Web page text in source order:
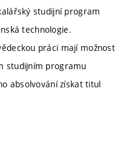
studijní program
technologie.
práci mají možnost
studijním programu
absolvování získat titul